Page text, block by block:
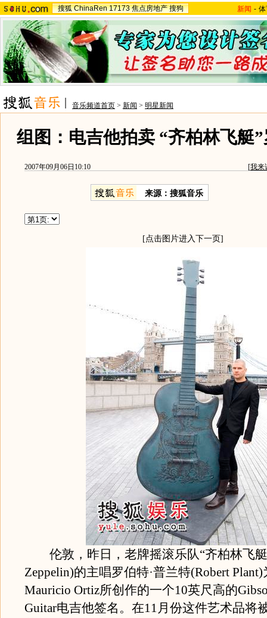
搜狐 ChinaRen 17173 焦点房地产 搜狗 新闻 -
音乐频道首页 > 新闻 > 明星新闻
组图：电吉他拍卖 “齐柏林飞艇
2007年09月06日10:10 [我来
来源：搜狐音乐
[点击图片进入下一页]
伦敦，昨日，老牌摇滚乐队“齐柏林飞艇
Zeppelin)的主唱罗伯特·普兰特(Robert
Mauricio Ortiz所创作的一个10英尺高的
Guitar电吉他签名。在11月份这件艺术品将